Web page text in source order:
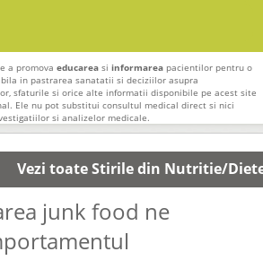
a promovaeducarea siinformarea pacientilor pentru o
in pastrarea sanatatii si deciziilor asupra
sfaturile si orice alte informatii disponibile pe acest site
Ele nu pot substitui consultul medical direct si nici
si analizelor medicale.
Vezi toate Stirile din Nutritie/
junk food ne